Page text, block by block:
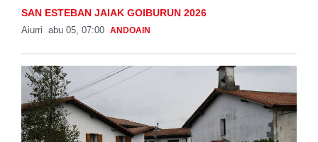
SAN ESTEBAN JAIAK GOIBURUN 2026
Aiurri abu 05, 07:00 ANDOAIN